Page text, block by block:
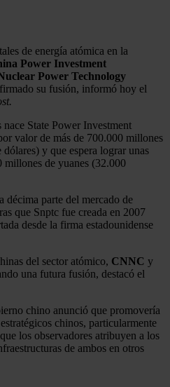
de energía atómica en la
Power Investment
Power Technology
su fusión, informó hoy el
nace State Power Investment
valor de más de 700.000 millones
y que espera lograr unas
millones de yuanes (32.000
décima parte del mercado de
que Snptc fue creada en 2007
desde la firma estadounidense
del sector atómico, CNNC y
una futura fusión, destacó el
chino anunció que promovería
chinos, particularmente
los observadores atribuyen a los
de ambos en otros